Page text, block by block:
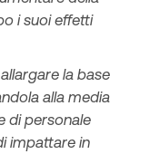
i suoi effetti
la base
alla media
di personale
impattare in